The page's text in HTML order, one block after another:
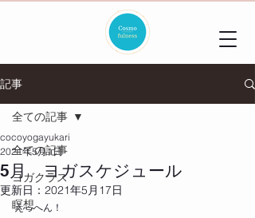
記事
全ての記事
ヨガクラス
瞑想
全ての記事
5月 ヨガスケジュール
cocoyogayukari
2021年5月1日
更新日： 2021年5月17日
えっへん！